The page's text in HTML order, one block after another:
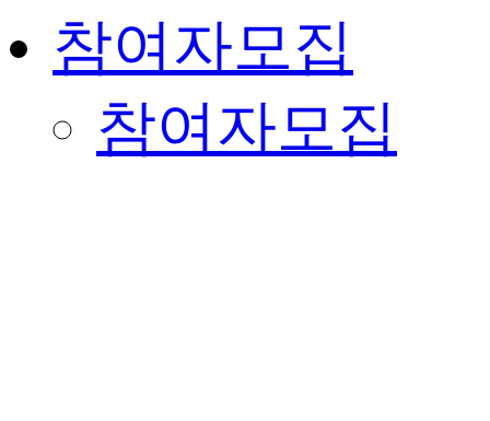
참여자모집
참여자모집